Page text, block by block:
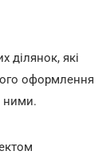
ділянок, які
оформлення
ними.